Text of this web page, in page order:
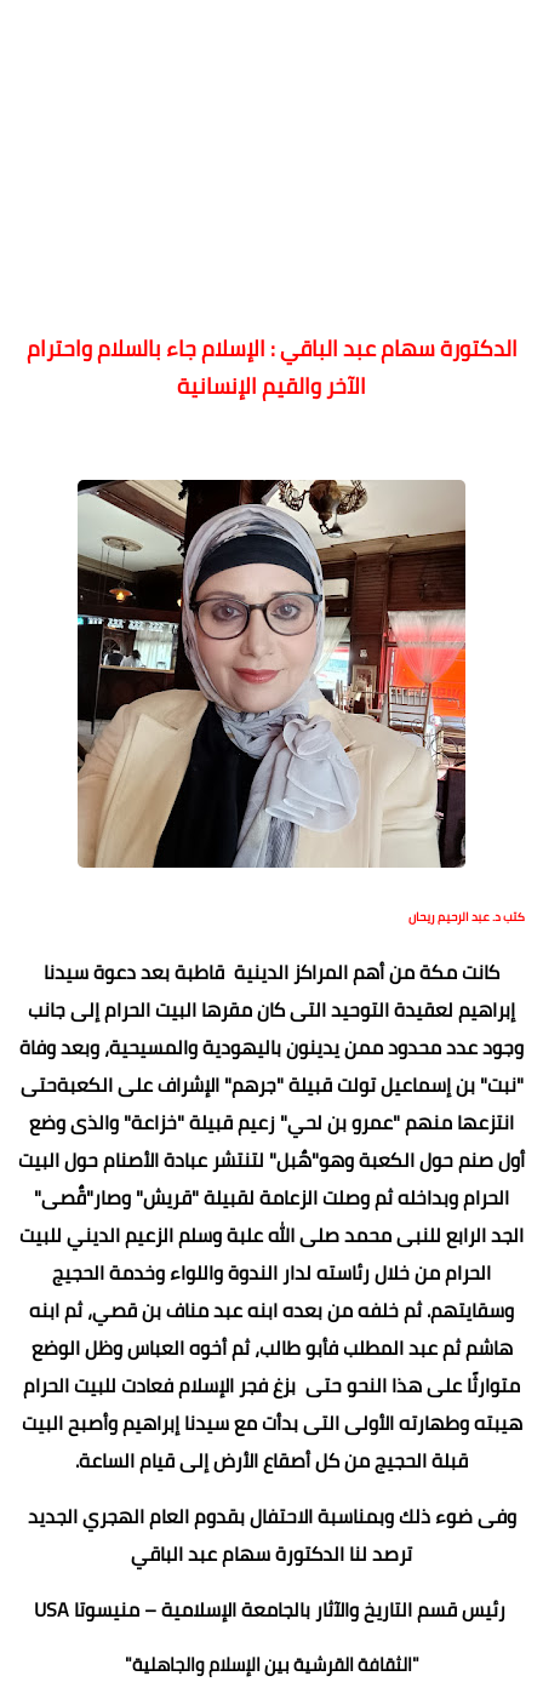
الدكتورة سهام عبد الباقي : الإسلام جاء بالسلام واحترام
الآخر والقيم الإنسانية
كتب د. عبد الرحيم ريحان
كانت مكة من أهم المراكز الدينية قاطبة بعد دعوة سيدنا
إبراهيم لعقيدة التوحيد التى كان مقرها البيت الحرام إلى جانب
وجود عدد محدود ممن يدينون باليهودية والمسيحية، وبعد وفاة
"نبت" بن إسماعيل تولت قبيلة "جرهم" الإشراف على الكعبةحتى
انتزعها منهم "عمرو بن لحي" زعيم قبيلة "خزاعة" والذى وضع
أول صنم حول الكعبة وهو"هٌبل" لتنتشر عبادة الأصنام حول البيت
الحرام وبداخله ثم وصلت الزعامة لقبيلة "قريش" وصار"قٌصى"
الجد الرابع للنبى محمد صلى الله علبة وسلم الزعيم الديني للبيت
الحرام من خلال رئاسته لدار الندوة واللواء وخدمة الحجيج
وسقايتهم. ثم خلفه من بعده ابنه عبد مناف بن قصي، ثم ابنه
هاشم ثم عبد المطلب فأبو طالب، ثم أخوه العباس وظل الوضع
متوارثًا على هذا النحو حتى بزغ فجر الإسلام فعادت للبيت الحرام
هيبته وطهارته الأولى التى بدأت مع سيدنا إبراهيم وأصبح البيت
قبلة الحجيج من كل أصقاع الأرض إلى قيام الساعة.
وفى ضوء ذلك وبمناسبة الاحتفال بقدوم العام الهجري الجديد
ترصد لنا الدكتورة سهام عبد الباقي
رئيس قسم التاريخ والآثار بالجامعة الإسلامية – منيسوتا USA
"الثقافة القرشية بين الإسلام والجاهلية"